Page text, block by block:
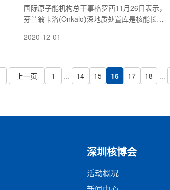
国际原子能机构总干事格罗西11月26日表示，
芬兰翁卡洛(Onkalo)深地质处置库是核能长期
兰在奥尔基洛托建造的世界上第一个用于处置
2020-12-01
上一页 1 ... 14 15 16 17 18 ...
深圳核博会
活动概况